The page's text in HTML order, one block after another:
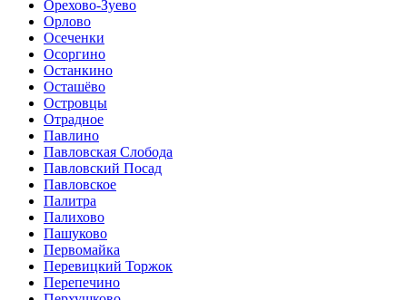
Орехово-Зуево
Орлово
Осеченки
Осоргино
Останкино
Осташёво
Островцы
Отрадное
Павлино
Павловская Слобода
Павловский Посад
Павловское
Палитра
Палихово
Пашуково
Первомайка
Перевицкий Торжок
Перепечино